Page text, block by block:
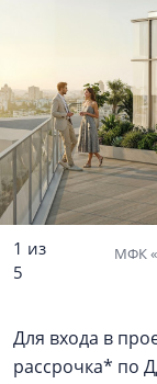
1 из
5
МФК
Для входа в
рассрочка* по